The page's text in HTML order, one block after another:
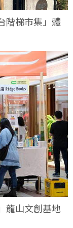
階梯市集」體
龍山文創基地